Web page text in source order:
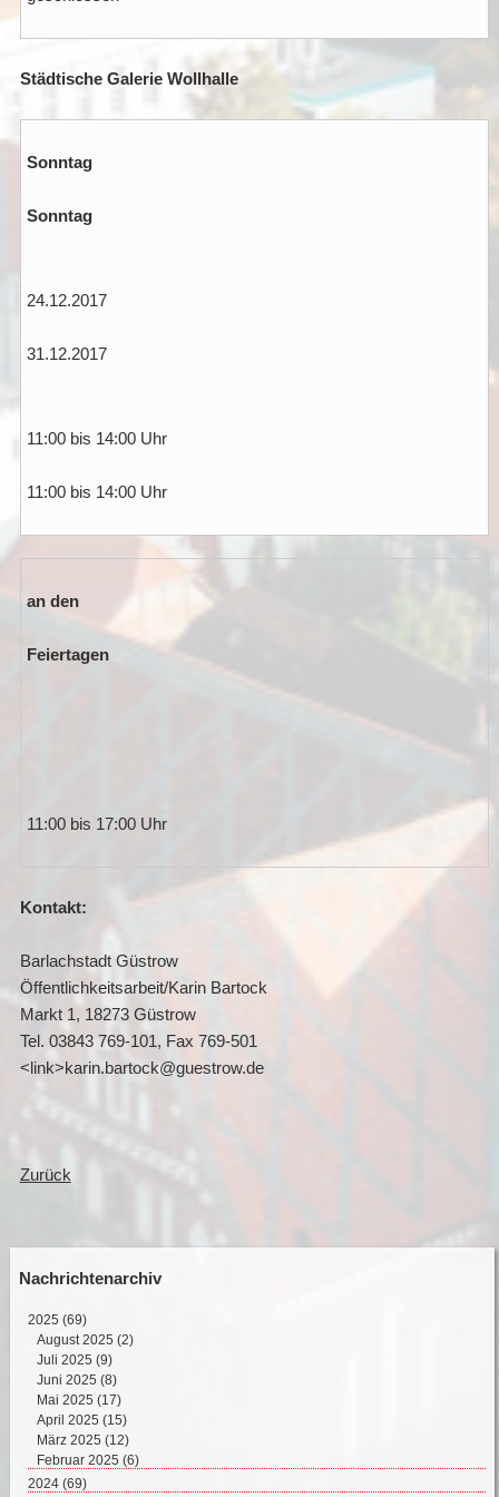
Städtische Galerie Wollhalle
Sonntag
Sonntag
24.12.2017
31.12.2017
11:00 bis 14:00 Uhr
11:00 bis 14:00 Uhr
an den
Feiertagen
11:00 bis 17:00 Uhr
Kontakt:
Barlachstadt Güstrow
Öffentlichkeitsarbeit/Karin Bartock
Markt 1, 18273 Güstrow
Tel. 03843 769-101, Fax 769-501
<link>karin.bartock@guestrow.de
Zurück
Nachrichtenarchiv
2025 (69)
August 2025 (2)
Juli 2025 (9)
Juni 2025 (8)
Mai 2025 (17)
April 2025 (15)
März 2025 (12)
Februar 2025 (6)
2024 (69)